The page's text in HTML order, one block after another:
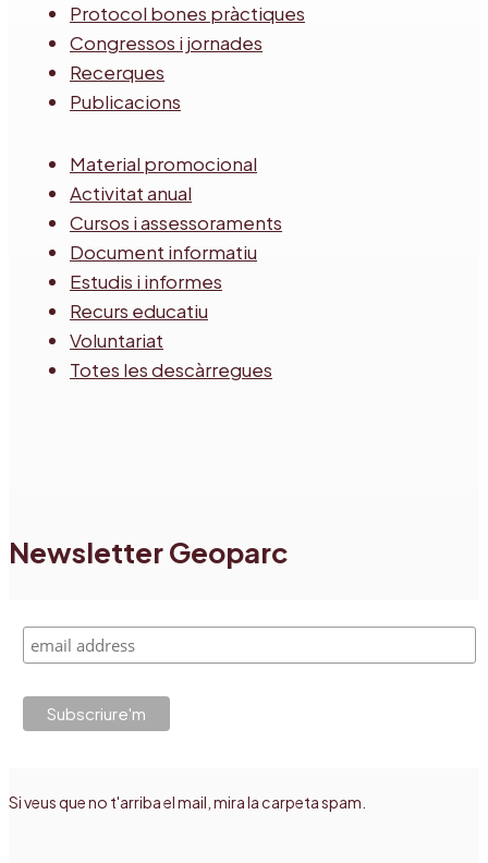
Protocol bones pràctiques
Congressos i jornades
Recerques
Publicacions
Material promocional
Activitat anual
Cursos i assessoraments
Document informatiu
Estudis i informes
Recurs educatiu
Voluntariat
Totes les descàrregues
Newsletter Geoparc
Si veus que no t'arriba el mail, mira la carpeta spam.